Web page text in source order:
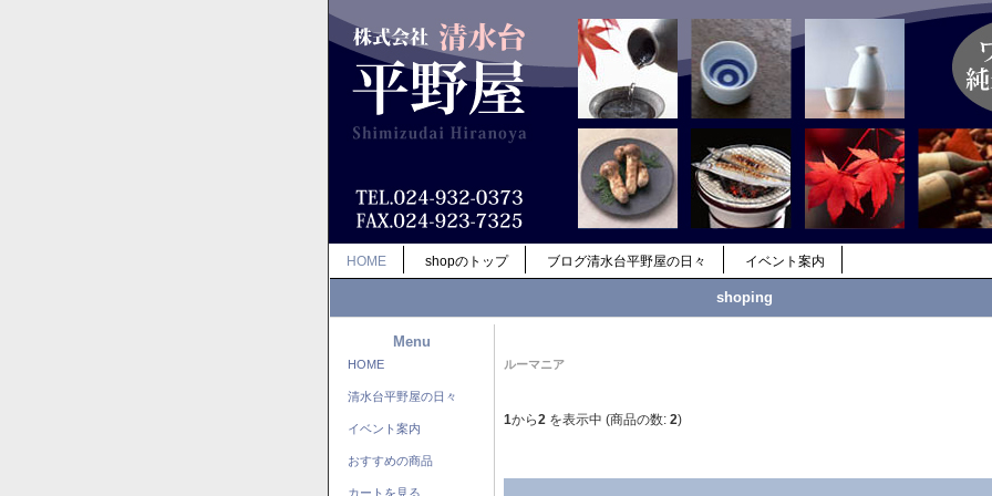
HOME shopのトップ ブログ清水台平野屋の日々 イベント案内
shoping
Menu
HOME
清水台平野屋の日々
イベント案内
おすすめの商品
カートを見る
ルーマニア
1から2 を表示中 (商品の数: 2)